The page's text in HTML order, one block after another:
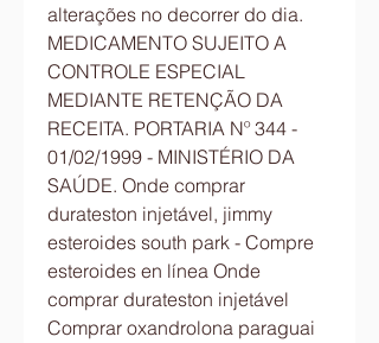
alterações no decorrer do dia.
MEDICAMENTO SUJEITO A
CONTROLE ESPECIAL
MEDIANTE RETENÇÃO DA
RECEITA. PORTARIA Nº 344 -
01/02/1999 - MINISTÉRIO DA
SAÚDE. Onde comprar
durateston injetável, jimmy
esteroides south park - Compre
esteroides en línea Onde
comprar durateston injetável
Comprar oxandrolona paraguai